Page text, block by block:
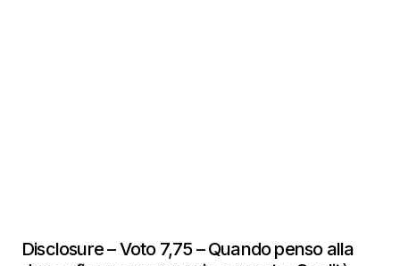
Disclosure – Voto 7,75 – Quando penso alla